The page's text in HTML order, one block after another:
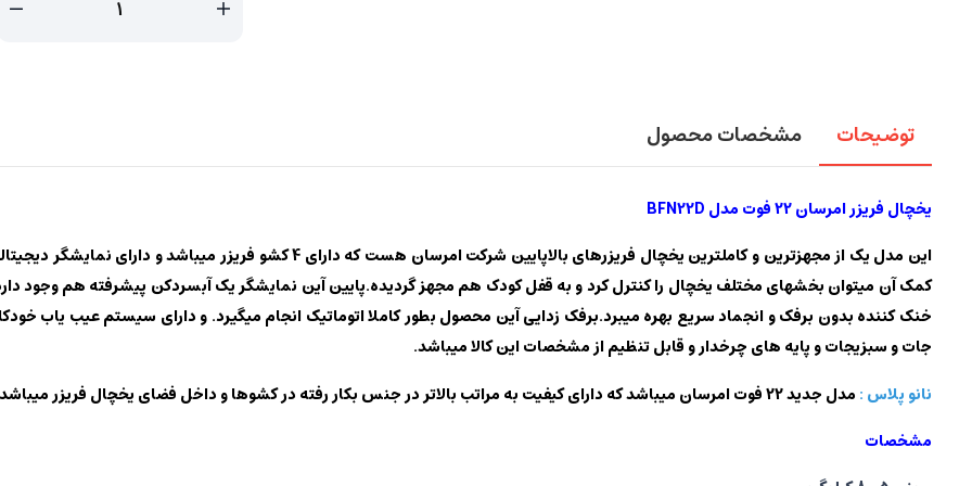
توضیحات مشخصات محصول
یخچال فریزر امرسان 22 فوت مدل BFN22D
این مدل یک از مجهزترین و کاملترین یخچال فریزرهای بالاپایین شرکت
کمک آن میتوان بخشهای مختلف یخچال را کنترل کرد و به قفل کودک هم مجهز گردیده.پایین آین نمایشگر یک آبسردکن پیشرفته هم وجود
جات و سبزیجات و پایه های چرخدار و قابل تنظیم از مشخصات این کالا میباشد.
نانو پلاس : مدل جدید 22 فوت امرسان میباشد که دارای کیفیت به مراتب بالاتر در جنس بکار رفته در کشوها و داخل فضای یخچال فریزر میباشد که از جنس نانو استفاده شده است.
مشخصات